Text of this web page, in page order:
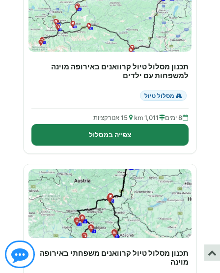
תכנון מסלול טיול קרוואנים באירופה מוינה
למשפחות עם ילדים
מסלול טיול
8 ימים 1,011 km 15 אטרקציות
צפייה במסלול
תכנון מסלול טיול קרוואנים משפחתי באירופה
מוינה